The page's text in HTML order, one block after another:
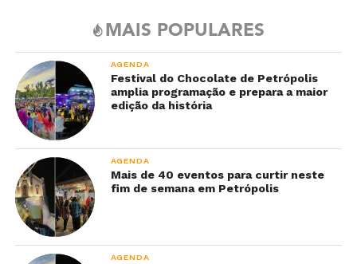
MAIS POPULARES
AGENDA
Festival do Chocolate de Petrópolis
amplia programação e prepara a maior
edição da história
AGENDA
Mais de 40 eventos para curtir neste
fim de semana em Petrópolis
AGENDA